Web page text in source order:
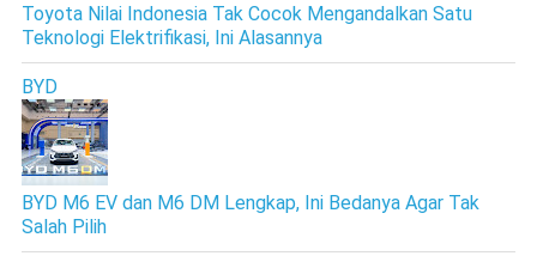
Toyota Nilai Indonesia Tak Cocok Mengandalkan Satu
Teknologi Elektrifikasi, Ini Alasannya
BYD
BYD M6 EV dan M6 DM Lengkap, Ini Bedanya Agar Tak
Salah Pilih